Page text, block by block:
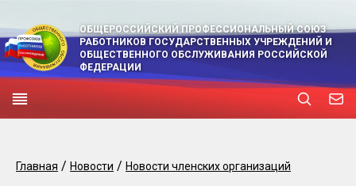
ОБЩЕРОССИЙСКИЙ ПРОФЕССИОНАЛЬНЫЙ СОЮЗ
РАБОТНИКОВ ГОСУДАРСТВЕННЫХ УЧРЕЖДЕНИЙ И
ОБЩЕСТВЕННОГО ОБСЛУЖИВАНИЯ РОССИЙСКОЙ
ФЕДЕРАЦИИ
Главная / Новости / Новости членских организаций